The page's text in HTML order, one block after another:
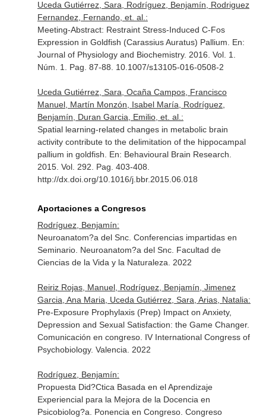
Uceda Gutiérrez, Sara, Rodríguez, Benjamín, Rodriguez
Fernandez, Fernando, et. al.:
Meeting-Abstract: Restraint Stress-Induced C-Fos
Expression in Goldfish (Carassius Auratus) Pallium. En:
Journal of Physiology and Biochemistry. 2016. Vol. 1.
Núm. 1. Pag. 87-88. 10.1007/s13105-016-0508-2
Uceda Gutiérrez, Sara, Ocaña Campos, Francisco
Manuel, Martín Monzón, Isabel María, Rodríguez,
Benjamín, Duran Garcia, Emilio, et. al.:
Spatial learning-related changes in metabolic brain
activity contribute to the delimitation of the hippocampal
pallium in goldfish. En: Behavioural Brain Research
2015. Vol. 292. Pag. 403-408.
http://dx.doi.org/10.1016/j.bbr.2015.06.018
Aportaciones a Congresos
Rodríguez, Benjamín:
Neuroanatom?a del Snc. Conferencias impartidas en
Seminario. Neuroanatom?a del Snc. Facultad de
Ciencias de la Vida y la Naturaleza. 2022
Reiriz Rojas, Manuel, Rodríguez, Benjamín, Jimenez
Garcia, Ana Maria, Uceda Gutiérrez, Sara, Arias, Natalia:
Pre-Exposure Prophylaxis (Prep) Impact on Anxiety,
Depression and Sexual Satisfaction: the Game Changer.
Comunicación en congreso. IV International Congress of
Psychobiology. Valencia. 2022
Rodríguez, Benjamín:
Propuesta Did?Ctica Basada en el Aprendizaje
Experiencial para la Mejora de la Docencia en
Psicobiolog?a. Ponencia en Congreso. Congreso